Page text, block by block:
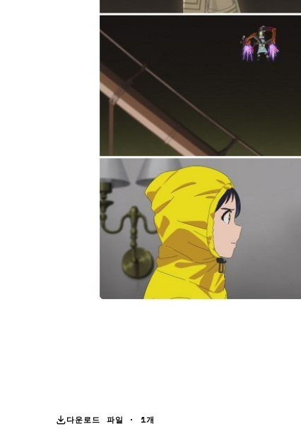
다운로드 파일 · 1개